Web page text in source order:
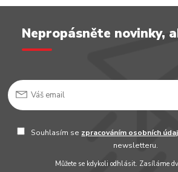
Nepropásněte novinky,
Souhlasím se zpracováním osobních
newsletteru.
Můžete se kdykoli odhlásit. Zasíláme